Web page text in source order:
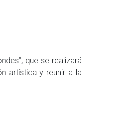
que se realizará
artística y reunir a la